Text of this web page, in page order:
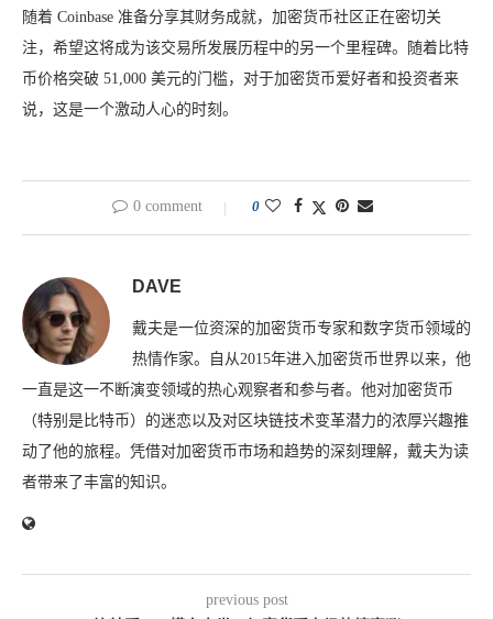
随着 Coinbase 准备分享其财务成就，加密货币社区正在密切关
注，希望这将成为该交易所发展历程中的另一个里程碑。随着比特
币价格突破 51,000 美元的门槛，对于加密货币爱好者和投资者来
说，这是一个激动人心的时刻。
0 comment 0
DAVE
戴夫是一位资深的加密货币专家和数字货币领域的
热情作家。自从2015年进入加密货币世界以来，他
一直是这一不断演变领域的热心观察者和参与者。他对加密货币
（特别是比特币）的迷恋以及对区块链技术变革潜力的浓厚兴趣推
动了他的旅程。凭借对加密货币市场和趋势的深刻理解，戴夫为读
者带来了丰富的知识。
previous post